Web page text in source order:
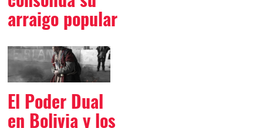
arraigo popular
El Poder Dual
en Bolivia y los